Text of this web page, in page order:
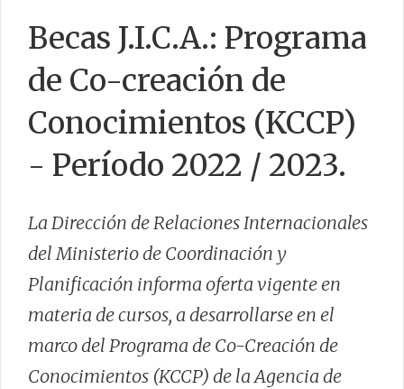
CONTACTO
Becas J.I.C.A.: Programa
de Co-creación de
Conocimientos (KCCP)
- Período 2022 / 2023.
La Dirección de Relaciones Internacionales
del Ministerio de Coordinación y
Planificación informa oferta vigente en
materia de cursos, a desarrollarse en el
marco del Programa de Co-Creación de
Conocimientos (KCCP) de la Agencia de